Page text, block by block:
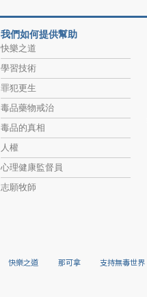
我們如何提供幫助
快樂之道
學習技術
罪犯更生
毒品藥物戒治
毒品的真相
人權
心理健康監督員
志願牧師
快樂之道 那可拿 支持無毒世界